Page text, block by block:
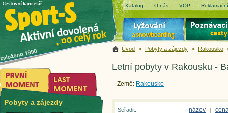
Katalog O nás VOP
Úvod » Pobyty a zájezdy » Rakousko
Letní pobyty v Rakousku -
Země: Rakousko
Seřadit: název |
Pobyty a zájezdy